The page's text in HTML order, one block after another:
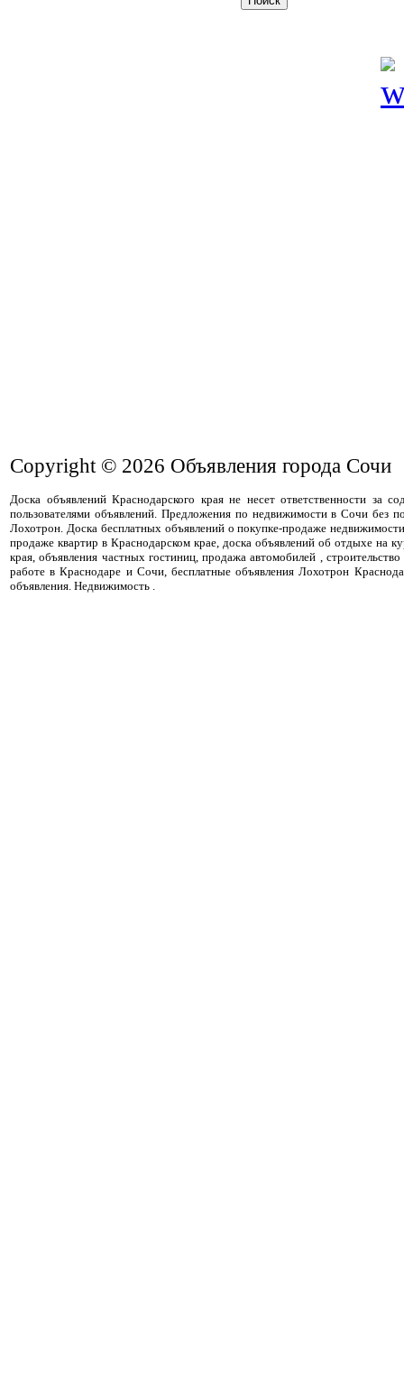
Copyright © 2026 Объявления города Сочи
Доска объявлений Краснодарского края не несет ответственности за
пользователями объявлений. Предложения по недвижимости в Сочи без
Лохотрон. Доска бесплатных объявлений о покупке-продаже
продаже квартир в Краснодарском крае, доска объявлений об отдыхе на
края, объявления частных гостиниц, продажа автомобилей ,
работе в Краснодаре и Сочи, бесплатные объявления Лохотрон
объявления. Недвижимость .